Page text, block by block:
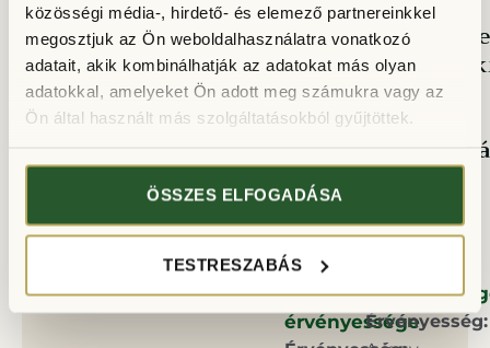
közösségi média-, hirdető- és elemező partnereinkkel
megosztjuk az Ön weboldalhasználatra vonatkozó
adatait, akik kombinálhatják az adatokat más olyan
adatokkal, amelyeket Ön adott meg számukra vagy az
Ön által használt más szolgáltatásokból gyűjtöttek.
ÖSSZES ELFOGADÁSA
TESTRESZABÁS
Fontos
tudnivalók
Egyéni
látogatók
online
vásárolt
felhasználási
feltételei:
Jegy
vásárlása
és
érvényessége
szóló
jegyek
feltételei:
vásárlása
Érvényesség: